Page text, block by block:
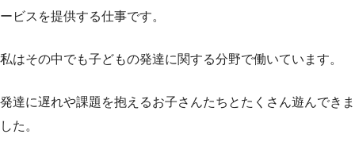
ービスを提供する仕事です。
私はその中でも子どもの発達に関する分野で働いています。
発達に遅れや課題を抱えるお子さんたちとたくさん遊んできま
した。